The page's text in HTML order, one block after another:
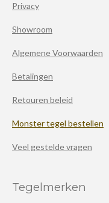
Privacy
Showroom
Algemene Voorwaarden
Betalingen
Retouren beleid
Monster tegel bestellen
Veel gestelde vragen
Tegelmerken